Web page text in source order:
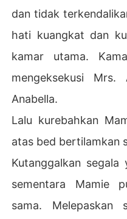
dan tidak
hati kuangkat dan
kamar utama.
mengeksekusi Mrs.
Anabella.
Lalu kurebahkan
atas bed bertilamkan
Kutanggalkan
sementara Mamie
sama. Melepaskan